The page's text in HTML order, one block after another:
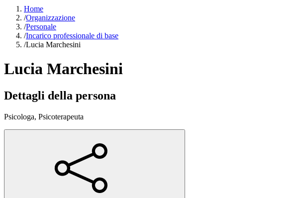
Home
/Organizzazione
/Personale
/Incarico professionale di base
/Lucia Marchesini
Lucia Marchesini
Dettagli della persona
Psicologa, Psicoterapeuta